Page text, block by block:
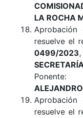
LA ROCHA
resuelve el
0499/2023
Ponente:
resuelve el